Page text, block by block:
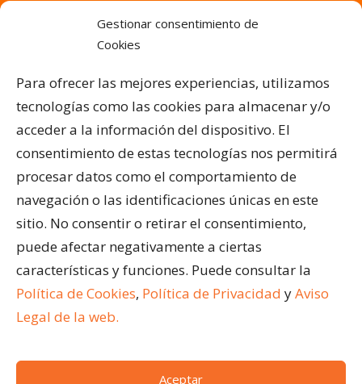
Gestionar consentimiento de
Cookies
Para ofrecer las mejores experiencias, utilizamos
tecnologías como las cookies para almacenar y/o
acceder a la información del dispositivo. El
consentimiento de estas tecnologías nos permitirá
procesar datos como el comportamiento de
navegación o las identificaciones únicas en este
sitio. No consentir o retirar el consentimiento,
puede afectar negativamente a ciertas
características y funciones. Puede consultar la
Política de Cookies, Política de Privacidad yAviso
Legal de la web.
Aceptar
PRODUCTOS Y SERVICIOS
Pérgolas Bioclimáticas
Cortinas de Cristal
Cubiertas para Pisicinas
Acristalar Contract – Soluciones Profesionales
Horeca
¿Qué son los cerramientos abatibles para
terrazas?
Ventajas de acristalar la terraza de un restaurante
Cómo limpiar una pérgola bioclimática